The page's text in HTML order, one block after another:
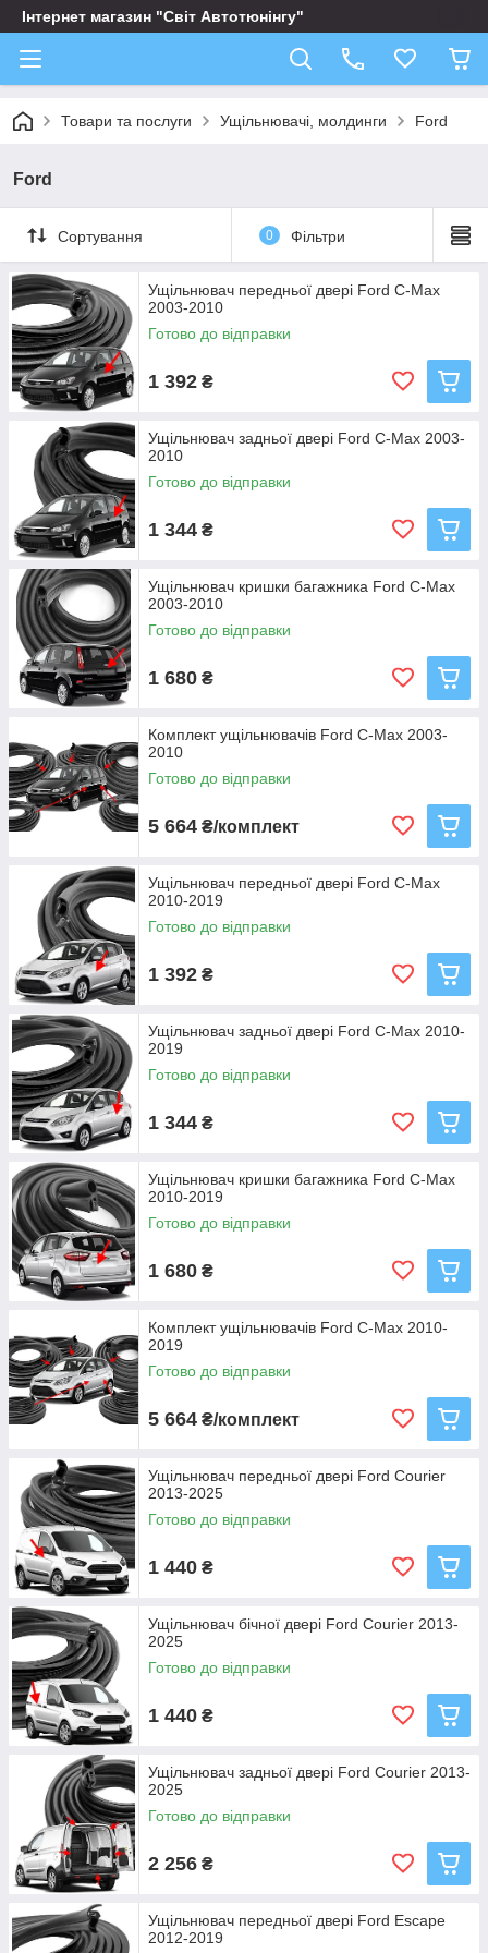
Інтернет магазин "Світ Автотюнінгу"
Товари та послуги Ущільнювачі, молдинги Ford
Ford
Сортування 0 Фільтри
Ущільнювач передньої двері Ford C-Max
2003-2010
Готово до відправки
1 392 ₴
Ущільнювач задньої двері Ford C-Max 2003-
2010
Готово до відправки
1 344 ₴
Ущільнювач кришки багажника Ford C-Max
2003-2010
Готово до відправки
1 680 ₴
Комплект ущільнювачів Ford C-Max 2003-
2010
Готово до відправки
5 664 ₴/комплект
Ущільнювач передньої двері Ford C-Max
2010-2019
Готово до відправки
1 392 ₴
Ущільнювач задньої двері Ford C-Max 2010-
2019
Готово до відправки
1 344 ₴
Ущільнювач кришки багажника Ford C-Max
2010-2019
Готово до відправки
1 680 ₴
Комплект ущільнювачів Ford C-Max 2010-
2019
Готово до відправки
5 664 ₴/комплект
Ущільнювач передньої двері Ford Courier
2013-2025
Готово до відправки
1 440 ₴
Ущільнювач бічної двері Ford Courier 2013-
2025
Готово до відправки
1 440 ₴
Ущільнювач задньої двері Ford Courier 2013-
2025
Готово до відправки
2 256 ₴
Ущільнювач передньої двері Ford Escape
2012-2019